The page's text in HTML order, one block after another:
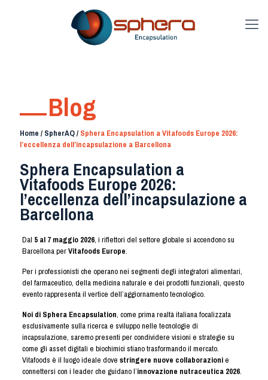
Blog
Home / SpherAQ/ Sphera Encapsulation a Vitafoods Europe 2026:
l’eccellenza dell’incapsulazione a Barcellona
Sphera Encapsulation a
Vitafoods Europe 2026:
l’eccellenza dell’incapsulazione a
Barcellona
Dal 5 al 7 maggio 2026, i riflettori del settore globale si accendono su
Barcellona perVitafoods Europe.
Per i professionisti che operano nei segmenti degli integratori alimentari,
del farmaceutico, della medicina naturale e dei prodotti funzionali, questo
evento rappresenta il vertice dell’aggiornamento tecnologico.
Noi di Sphera Encapsulation, come prima realtà italiana focalizzata
esclusivamente sulla ricerca e sviluppo nelle tecnologie di
incapsulazione, saremo presenti per condividere visioni e strategie su
come gli asset digitali e biochimici stiano trasformando il mercato.
Vitafoods è il luogo ideale dove stringere nuove collaborazionie
connettersi con i leader che guidano l’innovazione nutraceutica 2026.